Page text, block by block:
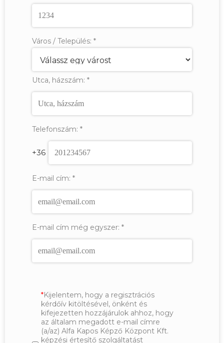
Város / Település: *
Utca, házszám: *
Telefonszám: *
+36
E-mail cím: *
E-mail cím még egyszer: *
Kijelentem, hogy a regisztrációs
kérdőív kitöltésével, önként és
kifejezetten hozzájárulok ahhoz, hogy
az általam megadott e-mail címre
(a/az) Alfa Kapos Képző Központ Kft.
képzési értesítő szolgáltatást